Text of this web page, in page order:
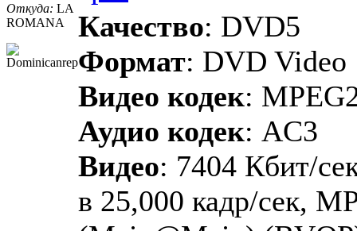
Откуда: LA
ROMANA
Качество: DVD5
Формат: DVD Video
Видео кодек:
Аудио кодек: AC3
Видео: 7404 Кбит/
в 25,000 кадр/сек,